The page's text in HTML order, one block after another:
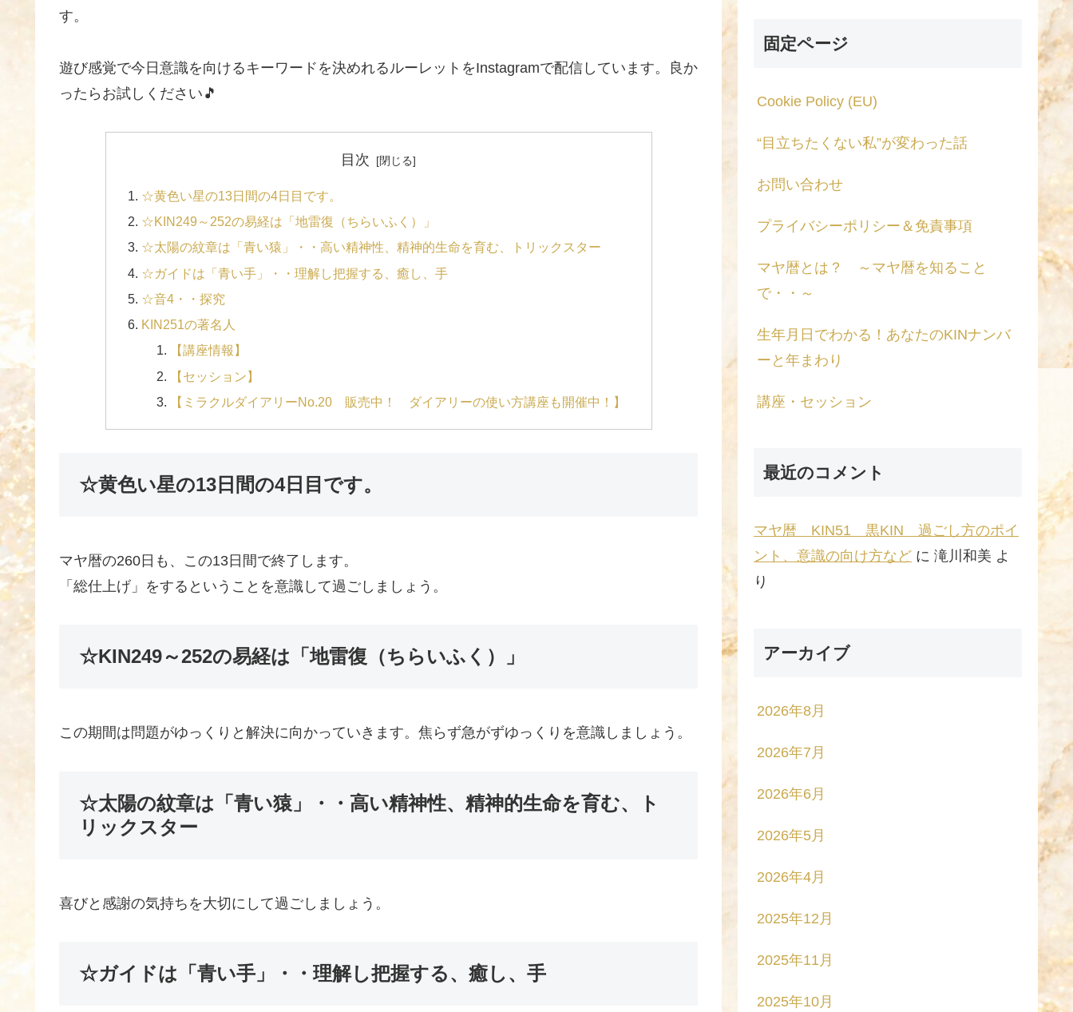
す。
遊び感覚で今日意識を向けるキーワードを決めれるルーレットをInstagramで配信しています。良か
ったらお試しください🎵
目次
☆黄色い星の13日間の4日目です。
☆KIN249～252の易経は「地雷復（ちらいふく）」
☆太陽の紋章は「青い猿」・・高い精神性、精神的生命を育む、トリックスター
☆ガイドは「青い手」・・理解し把握する、癒し、手
☆音4・・探究
KIN251の著名人
【講座情報】
【セッション】
【ミラクルダイアリーNo.20 販売中！ ダイアリーの使い方講座も開催中！】
☆黄色い星の13日間の4日目です。
マヤ暦の260日も、この13日間で終了します。
「総仕上げ」をするということを意識して過ごしましょう。
☆KIN249～252の易経は「地雷復（ちらいふく）」
この期間は問題がゆっくりと解決に向かっていきます。焦らず急がずゆっくりを意識しましょう。
☆太陽の紋章は「青い猿」・・高い精神性、精神的生命を育む、ト
リックスター
喜びと感謝の気持ちを大切にして過ごしましょう。
☆ガイドは「青い手」・・理解し把握する、癒し、手
固定ページ
Cookie Policy (EU)
“目立ちたくない私”が変わった話
お問い合わせ
プライバシーポリシー＆免責事項
マヤ暦とは？ ～マヤ暦を知ること
で・・～
生年月日でわかる！あなたのKINナンバ
ーと年まわり
講座・セッション
最近のコメント
マヤ暦 KIN51 黒KIN 過ごし方のポイ
ント、意識の向け方など に 滝川和美 よ
り
アーカイブ
2026年8月
2026年7月
2026年6月
2026年5月
2026年4月
2025年12月
2025年11月
2025年10月